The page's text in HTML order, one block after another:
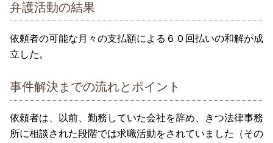
弁護活動の結果
依頼者の可能な月々の支払額による６０回払いの和解が成
立した。
事件解決までの流れとポイント
依頼者は、以前、勤務していた会社を辞め、きつ法律事務
所に相談された段階では求職活動をされていました（その